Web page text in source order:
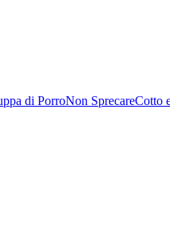
di PorroNon SprecareCotto